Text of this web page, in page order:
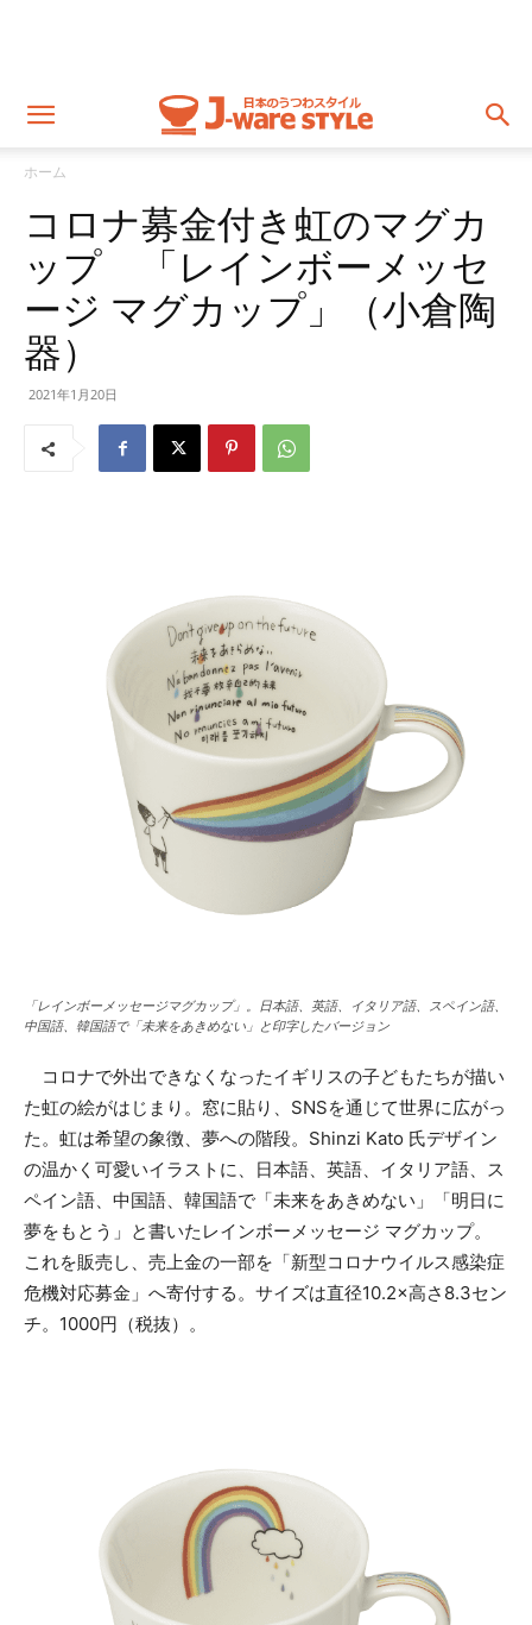
ホーム
コロナ募金付き虹のマグカ
ップ 「レインボーメッセ
ージ マグカップ」（小倉陶
器）
2021年1月20日
「レインボーメッセージマグカップ」。日本語、英語、イタリア語、スペイン語、
中国語、韓国語で「未来をあきめない」と印字したバージョン
コロナで外出できなくなったイギリスの子どもたちが描い
た虹の絵がはじまり。窓に貼り、SNSを通じて世界に広がっ
た。虹は希望の象徴、夢への階段。Shinzi Kato 氏デザイン
の温かく可愛いイラストに、日本語、英語、イタリア語、ス
ペイン語、中国語、韓国語で「未来をあきめない」「明日に
夢をもとう」と書いたレインボーメッセージ マグカップ。
これを販売し、売上金の一部を「新型コロナウイルス感染症
危機対応募金」へ寄付する。サイズは直径10.2×高さ8.3セン
チ。1000円（税抜）。